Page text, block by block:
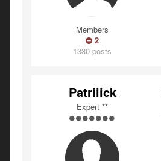
Members
2
1330 posts
Patriiick
Expert **